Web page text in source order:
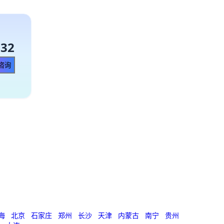
北京 石家庄 郑州 长沙 天津 内蒙古 南宁
贵州